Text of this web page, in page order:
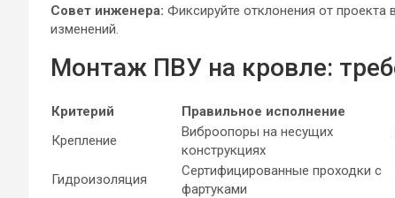
Совет инженера: Фиксируйте отклонения от проекта
изменений.
Монтаж ПВУ на кровле:
Критерий Правильное исполнение
Крепление
Виброопоры на несущих
конструкциях
Гидроизоляция
Сертифицированные проходки с
фартуками